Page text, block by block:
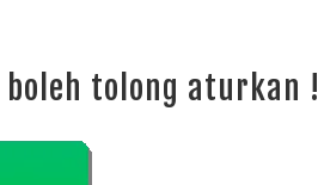
tolong aturkan !